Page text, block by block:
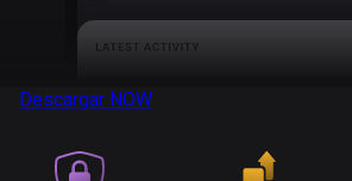
Descargar NOW